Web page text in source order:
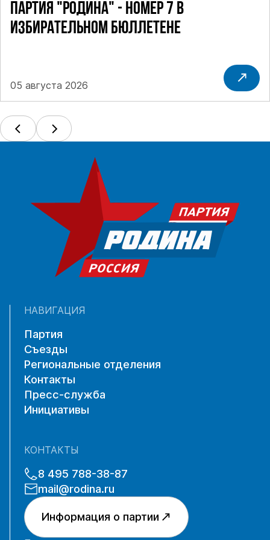
ПАРТИЯ "РОДИНА" - НОМЕР 7 В
ИЗБИРАТЕЛЬНОМ БЮЛЛЕТЕНЕ
05 августа 2026
НАВИГАЦИЯ
Партия
Съезды
Региональные отделения
Контакты
Пресс-служба
Инициативы
КОНТАКТЫ
8 495 788-38-87
mail@rodina.ru
Информация о партии